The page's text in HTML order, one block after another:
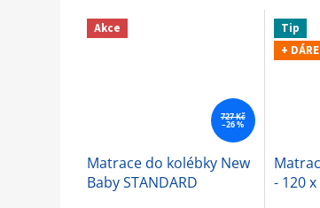
Akce
727 Kč
–26 %
Matrace do kolébky New
Baby STANDARD
Tip
+
- 120